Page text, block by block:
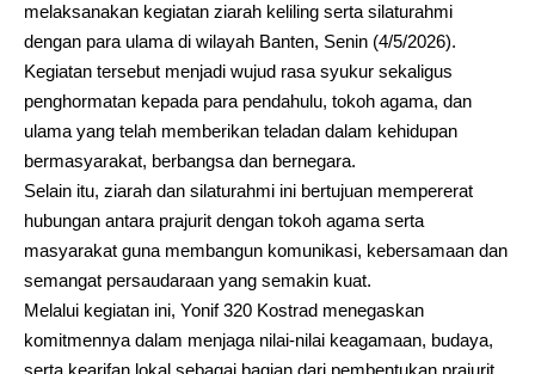
melaksanakan kegiatan ziarah keliling serta silaturahmi
dengan para ulama di wilayah Banten, Senin (4/5/2026).
Kegiatan tersebut menjadi wujud rasa syukur sekaligus
penghormatan kepada para pendahulu, tokoh agama, dan
ulama yang telah memberikan teladan dalam kehidupan
bermasyarakat, berbangsa dan bernegara.
Selain itu, ziarah dan silaturahmi ini bertujuan mempererat
hubungan antara prajurit dengan tokoh agama serta
masyarakat guna membangun komunikasi, kebersamaan dan
semangat persaudaraan yang semakin kuat.
Melalui kegiatan ini, Yonif 320 Kostrad menegaskan
komitmennya dalam menjaga nilai-nilai keagamaan, budaya,